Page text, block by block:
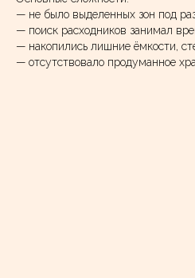
— не было выделенных зон под
— поиск расходников занимал
— накопились лишние ёмкости,
— отсутствовало продуманное